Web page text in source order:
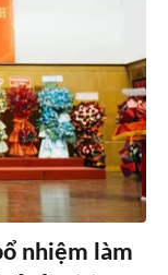
nhiệm làm